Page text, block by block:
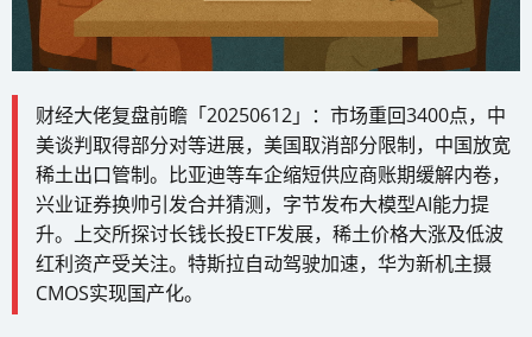
财经大佬复盘前瞻「20250612」：市场重回3400点，中
美谈判取得部分对等进展，美国取消部分限制，中国放宽
稀土出口管制。比亚迪等车企缩短供应商账期缓解内卷，
兴业证券换帅引发合并猜测，字节发布大模型AI能力提
升。上交所探讨长钱长投ETF发展，稀土价格大涨及低波
红利资产受关注。特斯拉自动驾驶加速，华为新机主摄
CMOS实现国产化。